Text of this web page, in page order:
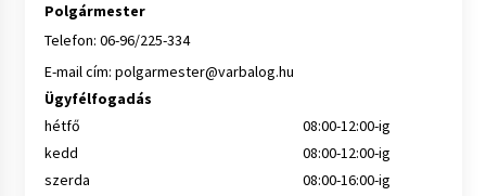
Polgármester
Telefon: 06-96/225-334
E-mail cím: polgarmester@varbalog.hu
Ügyfélfogadás
hétfő
08:00-12:00-ig
kedd
08:00-12:00-ig
szerda
08:00-16:00-ig